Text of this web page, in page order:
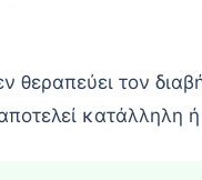
θεραπεύει τον